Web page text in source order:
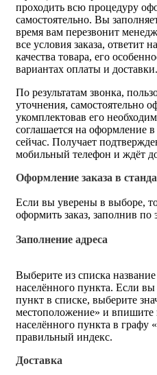
проходить всю процедуру
самостоятельно. Вы
время вам перезвонит
все условия заказа, ответит
качества товара, его
вариантах оплаты и доставки.
По результатам звонка,
уточнения, самостоятельно
укомплектовав его
соглашается на оформление
сейчас. Получает
мобильный телефон и ждёт
Оформление заказа в
Если вы уверены в выборе,
оформить заказ, заполнив
Заполнение адреса
Выберите из списка
населённого пункта. Если
пункт в списке, выберите
местоположение» и впишите
населённого пункта в графу
правильный индекс.
Доставка